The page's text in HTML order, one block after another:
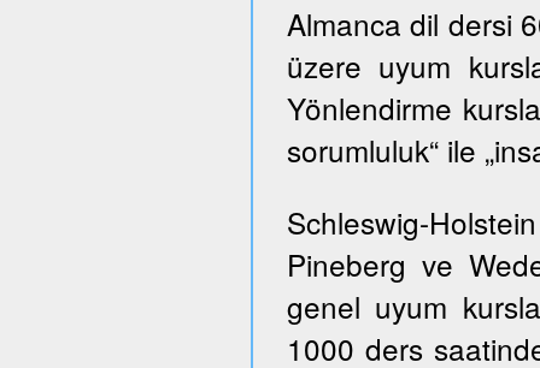
Almanca dil dersi
üzere uyum
Yönlendirme
sorumluluk“ ile
Schleswig-
Pineberg ve
genel uyum
1000 ders